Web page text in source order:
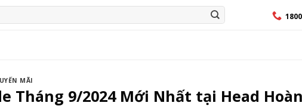
MÃI
Tháng 9/2024 Mới Nhất tại Head